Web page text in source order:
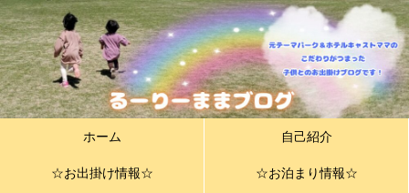
ホーム 自己紹介
☆お出掛け情報☆ ☆お泊まり情報☆